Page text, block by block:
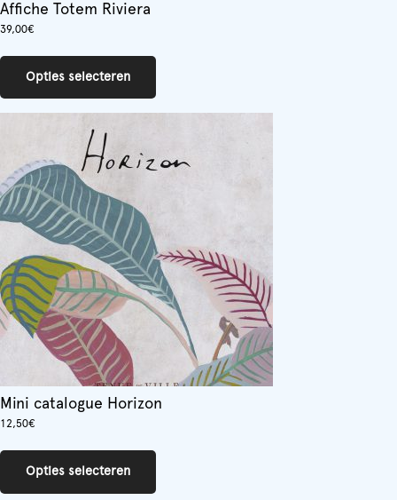
Affiche Totem Riviera
39,00€
Opties selecteren
optie
kan
de
productpagina
Mini catalogue Horizon
12,50€
Opties selecteren